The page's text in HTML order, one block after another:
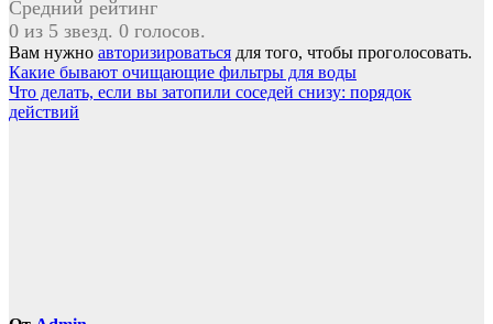
Средний рейтинг
0 из 5 звезд. 0 голосов.
Вам нужно авторизироваться для того, чтобы проголосовать.
Навигация
по
Какие бывают очищающие фильтры для воды
Что делать, если вы затопили соседей снизу: порядок
действий